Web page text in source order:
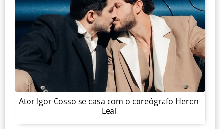
Ator Igor Cosso se casa com o coreógrafo Heron
Leal